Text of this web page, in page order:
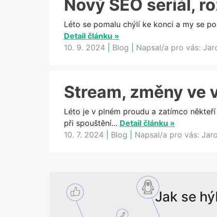
Nový SEO seriál,
Léto se pomalu chýlí ke konci a my se
Detail článku »
10. 9. 2024
Blog Napsal/a pro vás:
Stream, změny ve
Léto je v plném proudu a zatímco
při spouštění... Detail článku »
10. 7. 2024
Blog Napsal/a pro vás:
Jak se